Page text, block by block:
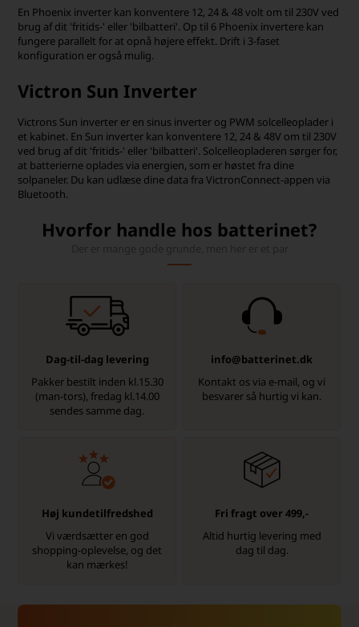
En Phoenix inverter kan konventere 12, 24 & 48 volt om til 230V ved
brug af dit 'fritids-' eller 'bilbatteri'. Op til 6 Phoenix invertere kan
fungere parallelt for at opnå højere effekt. Drift i 3-faset
konfiguration er også mulig.
Victron Sun Inverter
Victrons Sun inverter er en sinus inverter og PWM solcelleoplader i
et kabinet. En Sun inverter kan konventere 12, 24 & 48V om til 230V
ved brug af dit 'fritids-' eller 'bilbatteri'. Solcelleopladeren sørger for,
at batterierne oplades via energien, som er høstet fra dine
solpaneler. Du kan udlæse dine data fra VictronConnect-appen via
Bluetooth.
Hvorfor handle hos batterinet?
Dag-til-dag levering
Pakker bestilt inden kl.15.30
(man-tors), fredag kl.14.00
sendes samme dag.
info@batterinet.dk
Kontakt os via e-mail, og vi
besvarer så hurtig vi kan.
Høj kundetilfredshed
Vi værdsætter en god
shopping-oplevelse, og det
kan mærkes!
Fri fragt over 499,-
Altid hurtig levering med
dag til dag.